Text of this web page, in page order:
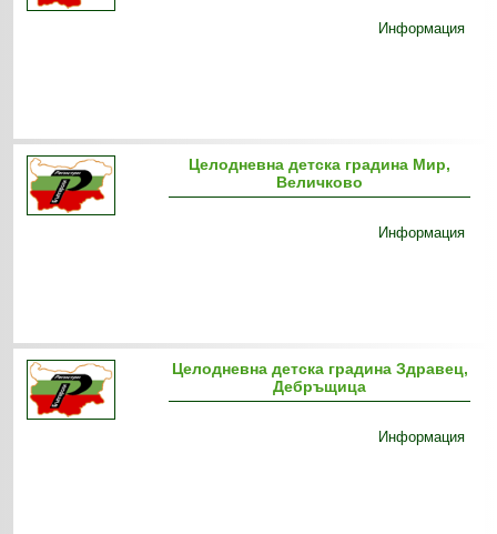
Информация
Целодневна детска градина Мир,
Величково
Информация
Целодневна детска градина Здравец,
Дебръщица
Информация